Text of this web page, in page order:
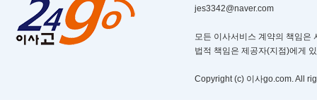
jes3342@naver.com
모든 이사서비스 계약의 책임은
법적 책임은 제공자(지점)에게
Copyright (c) 이사go.com. All